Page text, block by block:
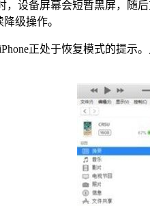
，设备屏幕会短暂黑屏，随
级操作。
正处于恢复模式的提